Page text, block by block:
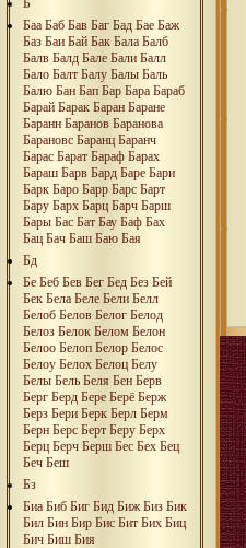
Баа Баб Бав Баг Бад Бае Баж
Баз Баи Бай Бак Бала Балб
Балв Балд Бале Бали Балл
Бало Балт Балу Балы Баль
Балю Бан Бап Бар Бара Бараб
Барай Барак Баран Баране
Баранн Баранов Баранова
Барановс Баранц Баранч
Барас Барат Бараф Барах
Бараш Барв Бард Баре Бари
Барк Баро Барр Барс Барт
Бару Барх Барц Барч Барш
Бары Бас Бат Бау Баф Бах
Бац Бач Баш Баю Бая
Бд
Бе Беб Бев Бег Бед Без Бей
Бек Бела Беле Бели Белл
Белоб Белов Белог Белод
Белоз Белок Белом Белон
Белоо Белоп Белор Белос
Белоу Белох Белоц Белу
Белы Бель Беля Бен Берв
Берг Берд Бере Берё Берж
Берз Бери Берк Берл Берм
Берн Берс Берт Беру Берх
Берц Берч Берш Бес Бех Бец
Беч Беш
Бз
Биа Биб Биг Бид Биж Биз Бик
Бил Бин Бир Бис Бит Бих Биц
Бич Биш Бия